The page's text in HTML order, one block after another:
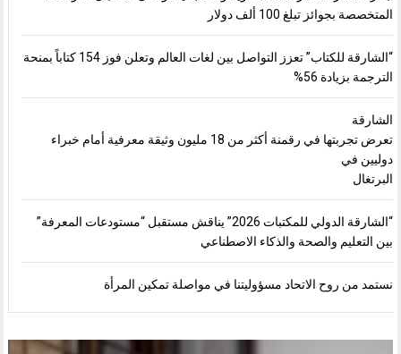
المتخصصة بجوائز تبلغ 100 ألف دولار
“الشارقة للكتاب” تعزز التواصل بين لغات العالم وتعلن فوز 154 كتاباً بمنحة
الترجمة بزيادة 56%
الشارقة
تعرض تجربتها في رقمنة أكثر من 18 مليون وثيقة معرفية أمام خبراء
دوليين في
البرتغال
“الشارقة الدولي للمكتبات 2026” يناقش مستقبل “مستودعات المعرفة”
بين التعليم والصحة والذكاء الاصطناعي
نستمد من روح الاتحاد مسؤوليتنا في مواصلة تمكين المرأة